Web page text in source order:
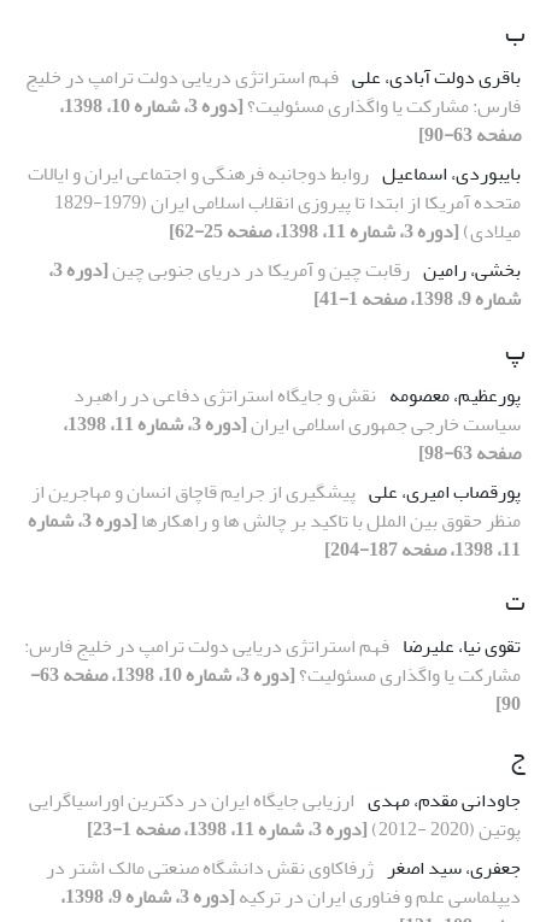
ب
باقری دولت آبادی، علی فهم استراتژی دریایی دولت ترامپ در خلیج
فارس: مشارکت یا واگذاری مسئولیت؟
[دوره 3، شماره 10، 1398،
صفحه 63-90]
بایبوردی، اسماعیل روابط دوجانبه فرهنگی و اجتماعی ایران و ایالات
متحده آمریکا از ابتدا تا پیروزی انقلاب اسلامی ایران (1979-1829
میلادی)[دوره 3، شماره 11، 1398، صفحه 25-62]
بخشی، رامین رقابت چین و آمریکا در دریای جنوبی چین
[دوره 3،
شماره 9، 1398، صفحه 1-41]
پ
پورعظیم، معصومه نقش و جایگاه استراتژی دفاعی در راهبرد
سیاست خارجی جمهوری اسلامی ایران
[دوره 3، شماره 11، 1398،
صفحه 63-98]
پورقصاب امیری، علی پیشگیری از جرایم قاچاق انسان و مهاجرین از
منظر حقوق بین الملل با تاکید بر چالش ها و راهکارها
[دوره 3، شماره
11، 1398، صفحه 187-204]
ت
تقوی نیا، علیرضا فهم استراتژی دریایی دولت ترامپ در خلیج فارس:
مشارکت یا واگذاری مسئولیت؟
[دوره 3، شماره 10، 1398، صفحه 63-
90]
ج
جاودانی مقدم، مهدی ارزیابی جایگاه ایران در دکترین اوراسیاگرایی
پوتین (2020 -2012)
[دوره 3، شماره 11، 1398، صفحه 1-23]
جعفری، سید اصغر ژرفاکاوی نقش دانشگاه صنعتی مالک اشتر در
دیپلماسی علم و فناوری ایران در ترکیه
[دوره 3، شماره 9، 1398،